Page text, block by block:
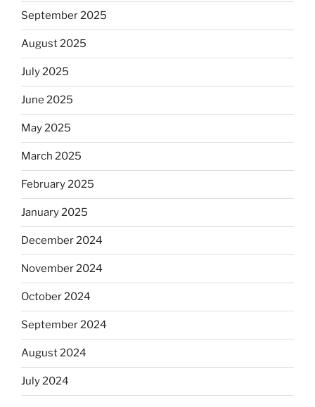
September 2025
August 2025
July 2025
June 2025
May 2025
March 2025
February 2025
January 2025
December 2024
November 2024
October 2024
September 2024
August 2024
July 2024